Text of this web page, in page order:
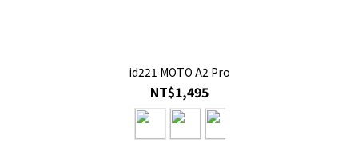
id221 MOTO A2 Pro
NT$1,495